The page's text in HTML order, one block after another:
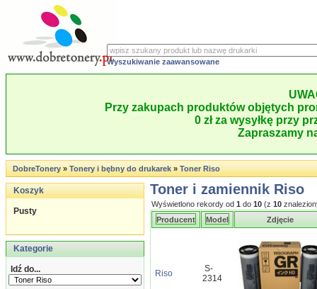
Wyszukiwanie zaawansowane
Przy zakupach produktów objętych
0 zł za wysyłkę przy
Zapraszamy
DobreTonery»Tonery i bębny do drukarek»Toner Riso
Koszyk
Pusty
Kategorie
Idź do...
Toner i zamiennik Riso
Wyświetlono rekordy od 1 do 10 (z 10
Producent
Model Zdjęcie
Riso
S-
2314